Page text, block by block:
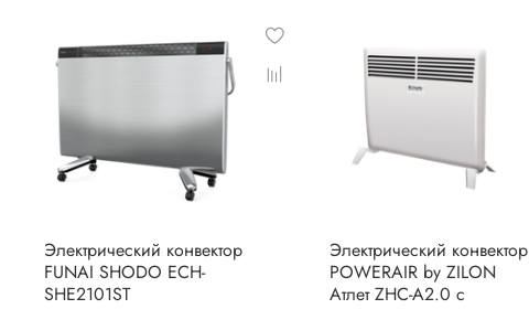
Электрический конвектор
FUNAI SHODO ECH-
SHE2101ST
Электрический конвектор
POWERAIR by ZILON
Атлет ZHC-A2.0 с